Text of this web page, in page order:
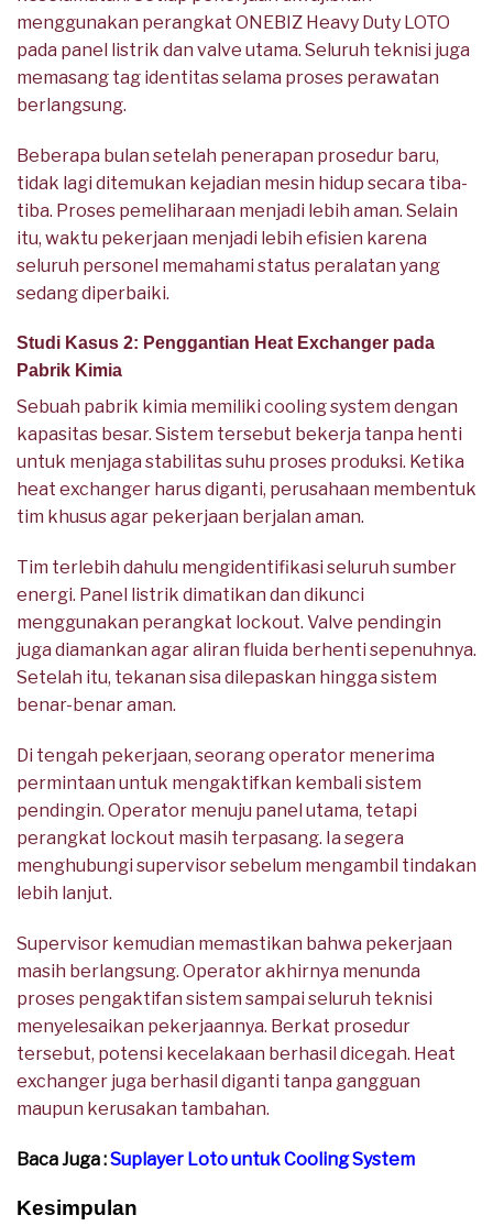
menggunakan perangkat ONEBIZ Heavy Duty LOTO
pada panel listrik dan valve utama. Seluruh teknisi juga
memasang tag identitas selama proses perawatan
berlangsung.
Beberapa bulan setelah penerapan prosedur baru,
tidak lagi ditemukan kejadian mesin hidup secara tiba-
tiba. Proses pemeliharaan menjadi lebih aman. Selain
itu, waktu pekerjaan menjadi lebih efisien karena
seluruh personel memahami status peralatan yang
sedang diperbaiki.
Studi Kasus 2: Penggantian Heat Exchanger pada
Pabrik Kimia
Sebuah pabrik kimia memiliki cooling system dengan
kapasitas besar. Sistem tersebut bekerja tanpa henti
untuk menjaga stabilitas suhu proses produksi. Ketika
heat exchanger harus diganti, perusahaan membentuk
tim khusus agar pekerjaan berjalan aman.
Tim terlebih dahulu mengidentifikasi seluruh sumber
energi. Panel listrik dimatikan dan dikunci
menggunakan perangkat lockout. Valve pendingin
juga diamankan agar aliran fluida berhenti sepenuhnya.
Setelah itu, tekanan sisa dilepaskan hingga sistem
benar-benar aman.
Di tengah pekerjaan, seorang operator menerima
permintaan untuk mengaktifkan kembali sistem
pendingin. Operator menuju panel utama, tetapi
perangkat lockout masih terpasang. Ia segera
menghubungi supervisor sebelum mengambil tindakan
lebih lanjut.
Supervisor kemudian memastikan bahwa pekerjaan
masih berlangsung. Operator akhirnya menunda
proses pengaktifan sistem sampai seluruh teknisi
menyelesaikan pekerjaannya. Berkat prosedur
tersebut, potensi kecelakaan berhasil dicegah. Heat
exchanger juga berhasil diganti tanpa gangguan
maupun kerusakan tambahan.
Baca Juga :Suplayer Loto untuk Cooling System
Kesimpulan